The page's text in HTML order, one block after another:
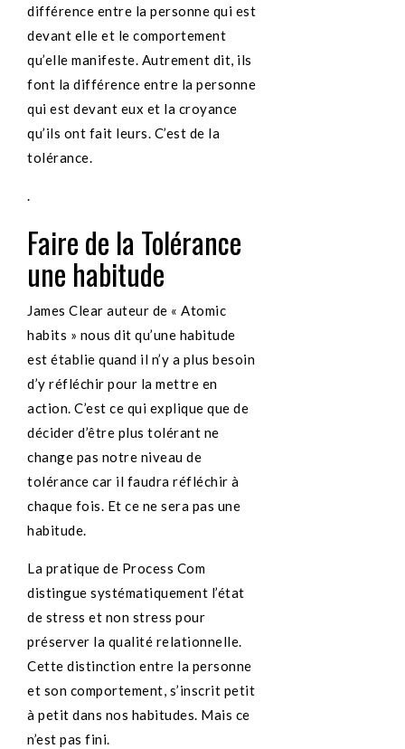
différence entre la personne qui est
devant elle et le comportement
qu’elle manifeste. Autrement dit, ils
font la différence entre la personne
qui est devant eux et la croyance
qu’ils ont fait leurs. C’est de la
tolérance.
.
Faire de la Tolérance
une habitude
James Clear auteur de « Atomic
habits » nous dit qu’une habitude
est établie quand il n’y a plus besoin
d’y réfléchir pour la mettre en
action. C’est ce qui explique que de
décider d’être plus tolérant ne
change pas notre niveau de
tolérance car il faudra réfléchir à
chaque fois. Et ce ne sera pas une
habitude.
La pratique de Process Com
distingue systématiquement l’état
de stress et non stress pour
préserver la qualité relationnelle.
Cette distinction entre la personne
et son comportement, s’inscrit petit
à petit dans nos habitudes. Mais ce
n’est pas fini.